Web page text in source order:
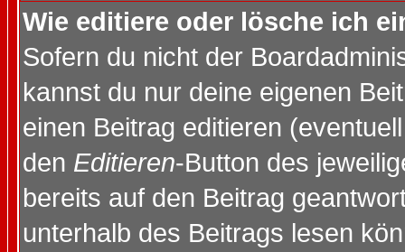
Wie editiere oder lösche ich
Sofern du nicht der
kannst du nur deine eigenen
einen Beitrag editieren
den Editieren-Button des
bereits auf den Beitrag
unterhalb des Beitrags lesen